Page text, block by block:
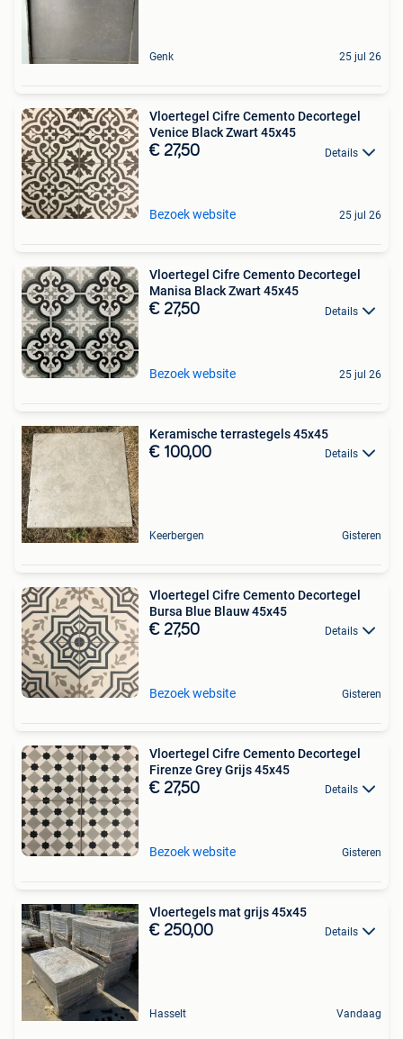
Genk 25 jul 26
Vloertegel Cifre Cemento Decortegel
Venice Black Zwart 45x45
€ 27,50 Details
Bezoek website 25 jul 26
Vloertegel Cifre Cemento Decortegel
Manisa Black Zwart 45x45
€ 27,50 Details
Bezoek website 25 jul 26
Keramische terrastegels 45x45
€ 100,00 Details
Keerbergen Gisteren
Vloertegel Cifre Cemento Decortegel
Bursa Blue Blauw 45x45
€ 27,50 Details
Bezoek website Gisteren
Vloertegel Cifre Cemento Decortegel
Firenze Grey Grijs 45x45
€ 27,50 Details
Bezoek website Gisteren
Vloertegels mat grijs 45x45
€ 250,00 Details
Hasselt Vandaag